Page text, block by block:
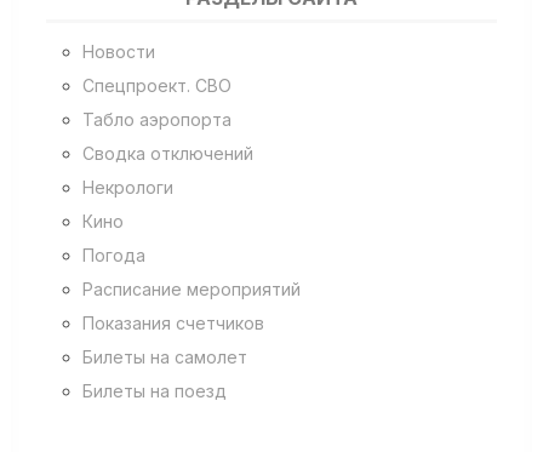
Новости
Спецпроект. СВО
Табло аэропорта
Сводка отключений
Некрологи
Кино
Погода
Расписание мероприятий
Показания счетчиков
Билеты на самолет
Билеты на поезд